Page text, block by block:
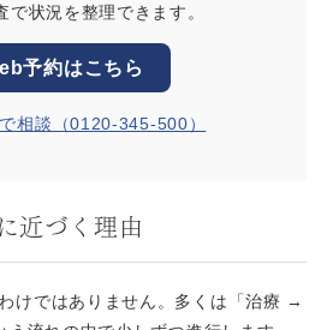
で状況を整理できます。
予約はこちら
相談（0120-345-500）
近づく理由
けではありません。多くは「治療 →